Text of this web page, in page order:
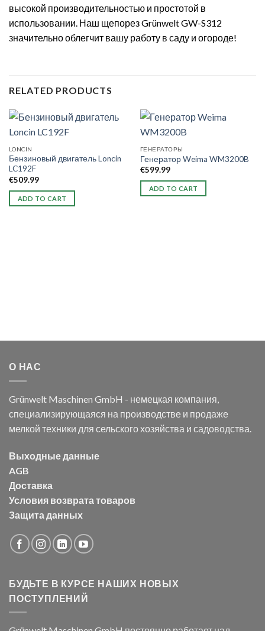
высокой производительностью и простотой в
использовании. Наш щепорез Grünwelt GW-S312
значительно облегчит вашу работу в саду и огороде!
RELATED PRODUCTS
LONCIN
Бензиновый двигатель Loncin
LC192F
€509.99
ADD TO CART
ГЕНЕРАТОРЫ
Генератор Weima WM3200B
€599.99
ADD TO CART
О НАС
Grünwelt Maschinen GmbH - немецкая компания,
специализирующаяся на производстве и продаже
мелкой техники для сельского хозяйства и садоводства.
Выходные данные
AGB
Доставка
Условия возврата товаров
Защита данных
БУДЬТЕ В КУРСЕ НАШИХ НОВЫХ
ПОСТУПЛЕНИЙ